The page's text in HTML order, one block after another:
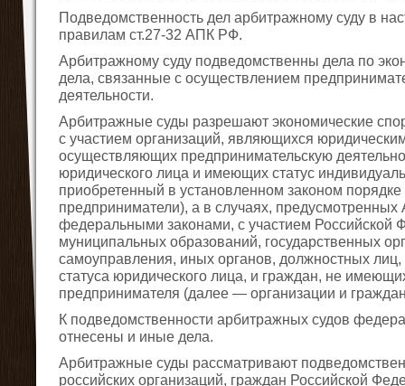
Подведомственность дел арбитражному суду в
правилам ст.27-32 АПК РФ.
Арбитражному суду подведомственны дела по
дела, связанные с осуществлением
деятельности.
Арбитражные суды разрешают экономические
с участием организаций, являющихся
осуществляющих предпринимательскую
юридического лица и имеющих статус
приобретенный в установленном законом
предприниматели), а в случаях,
федеральными законами, с участием Российской
муниципальных образований, государственных
самоуправления, иных органов, должностных
статуса юридического лица, и граждан, не
предпринимателя (далее — организации и
К подведомственности арбитражных судов
отнесены и иные дела.
Арбитражные суды рассматривают
российских организаций, граждан Российской